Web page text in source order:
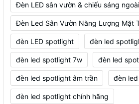
Đèn LED sân vườn & chiếu sáng
Đèn Led Sân Vườn Năng Lượng Mặt
đèn LED spotlight đèn led
đèn led spotlight 7w đèn led
đèn led spotlight âm trần đèn
đèn led spotlight chính hãng